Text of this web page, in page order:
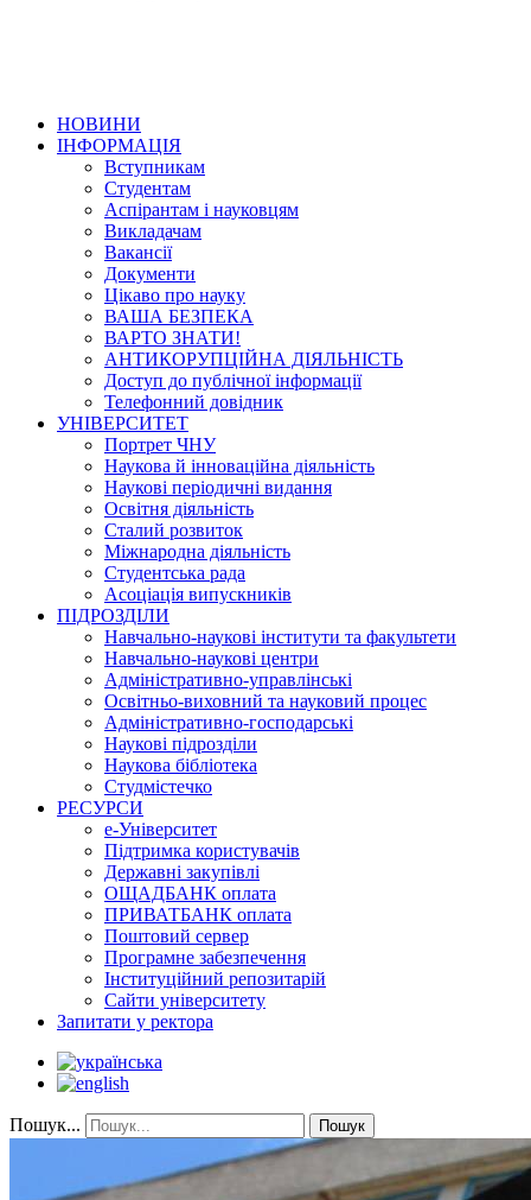
НОВИНИ
ІНФОРМАЦІЯ
Вступникам
Студентам
Аспірантам і науковцям
Викладачам
Вакансії
Документи
Цікаво про науку
ВАША БЕЗПЕКА
ВАРТО ЗНАТИ!
АНТИКОРУПЦІЙНА ДІЯЛЬНІСТЬ
Доступ до публічної інформації
Телефонний довідник
УНІВЕРСИТЕТ
Портрет ЧНУ
Наукова й інноваційна діяльність
Наукові періодичні видання
Освітня діяльність
Сталий розвиток
Міжнародна діяльність
Студентська рада
Асоціація випускників
ПІДРОЗДІЛИ
Навчально-наукові інститути та факультети
Навчально-наукові центри
Адміністративно-управлінські
Освітньо-виховний та науковий процес
Адміністративно-господарські
Наукові підрозділи
Наукова бібліотека
Студмістечко
РЕСУРСИ
е-Університет
Підтримка користувачів
Державні закупівлі
ОЩАДБАНК оплата
ПРИВАТБАНК оплата
Поштовий сервер
Програмне забезпечення
Інституційний репозитарій
Сайти університету
Запитати у ректора
Пошук... Пошук